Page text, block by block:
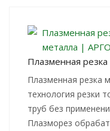
Плазменная резка
Плазменная резка
технология резки
труб без
Плазморез